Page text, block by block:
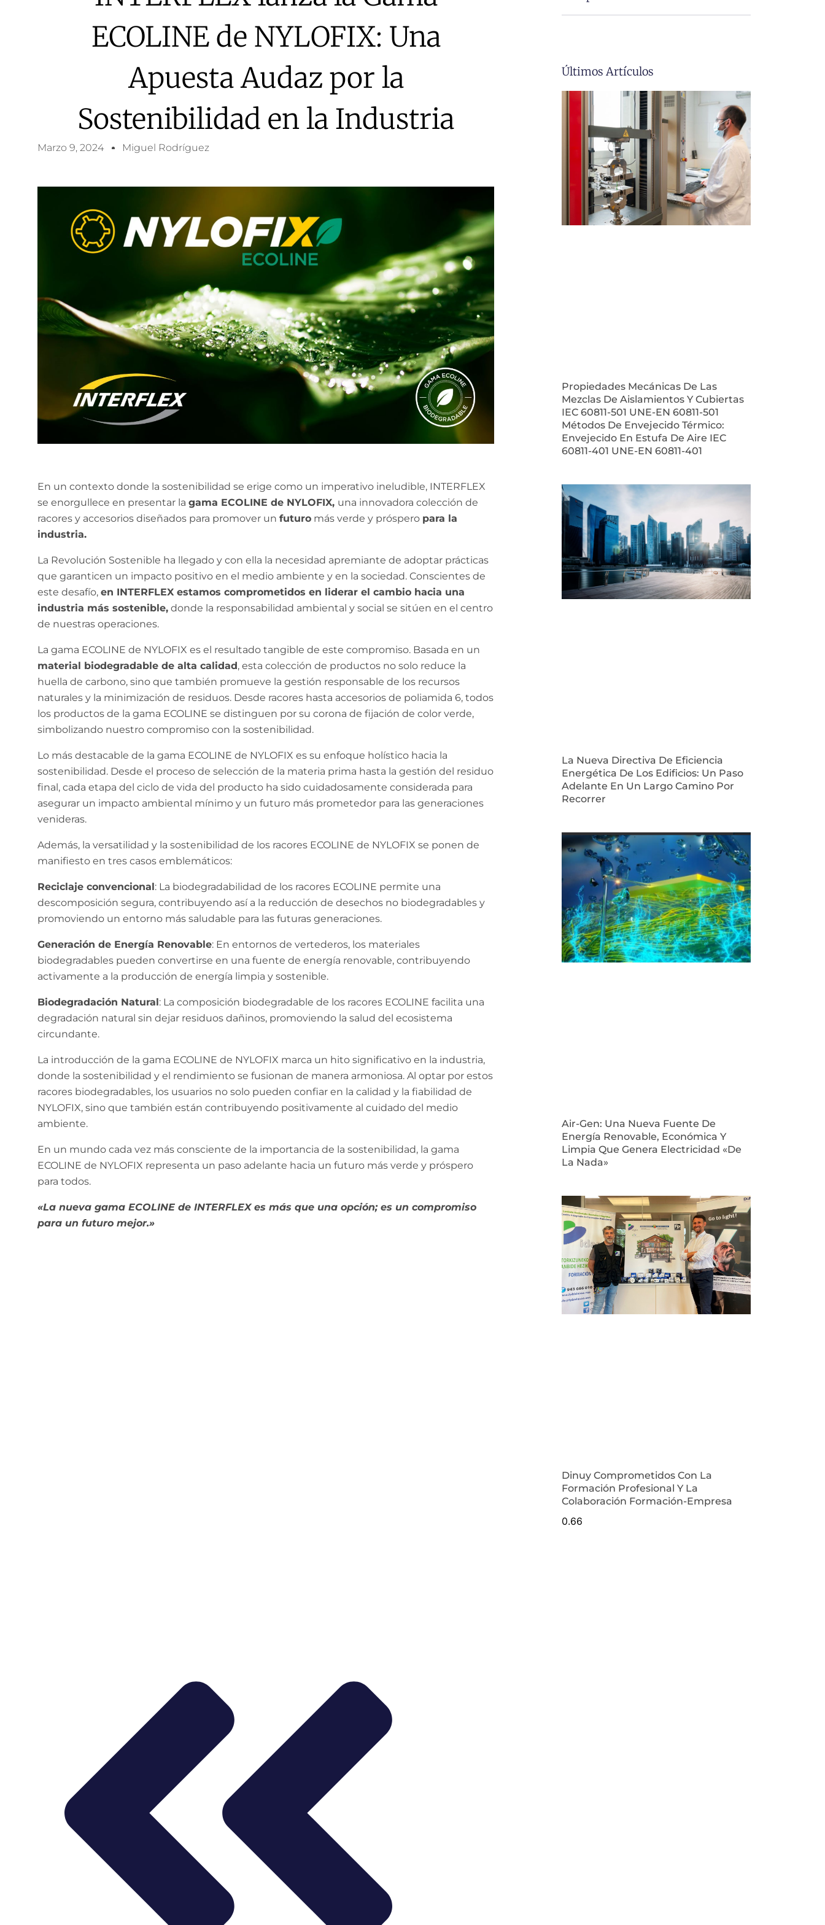
ECOLINE de NYLOFIX: Una
Apuesta Audaz por la
Sostenibilidad en la Industria
Marzo 9, 2024 Miguel Rodríguez
En un contexto donde la sostenibilidad se erige como un imperativo ineludible, INTERFLEX
se enorgullece en presentar lagama ECOLINE de NYLOFIX, una innovadora colección de
racores y accesorios diseñados para promover unfuturo más verde y próspero para la
industria.
La Revolución Sostenible ha llegado y con ella la necesidad apremiante de adoptar prácticas
que garanticen un impacto positivo en el medio ambiente y en la sociedad. Conscientes de
este desafío,en INTERFLEX estamos comprometidos en liderar el cambio hacia una
industria más sostenible, donde la responsabilidad ambiental y social se sitúen en el centro
de nuestras operaciones.
La gama ECOLINE de NYLOFIX es el resultado tangible de este compromiso. Basada en un
material biodegradable de alta calidad, esta colección de productos no solo reduce la
huella de carbono, sino que también promueve la gestión responsable de los recursos
naturales y la minimización de residuos. Desde racores hasta accesorios de poliamida 6, todos
los productos de la gama ECOLINE se distinguen por su corona de fijación de color verde,
simbolizando nuestro compromiso con la sostenibilidad.
Lo más destacable de la gama ECOLINE de NYLOFIX es su enfoque holístico hacia la
sostenibilidad. Desde el proceso de selección de la materia prima hasta la gestión del residuo
final, cada etapa del ciclo de vida del producto ha sido cuidadosamente considerada para
asegurar un impacto ambiental mínimo y un futuro más prometedor para las generaciones
venideras.
Además, la versatilidad y la sostenibilidad de los racores ECOLINE de NYLOFIX se ponen de
manifiesto en tres casos emblemáticos:
Reciclaje convencional: La biodegradabilidad de los racores ECOLINE permite una
descomposición segura, contribuyendo así a la reducción de desechos no biodegradables y
promoviendo un entorno más saludable para las futuras generaciones.
Generación de Energía Renovable: En entornos de vertederos, los materiales
biodegradables pueden convertirse en una fuente de energía renovable, contribuyendo
activamente a la producción de energía limpia y sostenible.
Biodegradación Natural: La composición biodegradable de los racores ECOLINE facilita una
degradación natural sin dejar residuos dañinos, promoviendo la salud del ecosistema
circundante.
La introducción de la gama ECOLINE de NYLOFIX marca un hito significativo en la industria,
donde la sostenibilidad y el rendimiento se fusionan de manera armoniosa. Al optar por estos
racores biodegradables, los usuarios no solo pueden confiar en la calidad y la fiabilidad de
NYLOFIX, sino que también están contribuyendo positivamente al cuidado del medio
ambiente.
En un mundo cada vez más consciente de la importancia de la sostenibilidad, la gama
ECOLINE de NYLOFIX representa un paso adelante hacia un futuro más verde y próspero
para todos.
«La nueva gama ECOLINE de INTERFLEX es más que una opción; es un compromiso
para un futuro mejor.»
Últimos Artículos
Propiedades Mecánicas De Las
Mezclas De Aislamientos Y Cubiertas
IEC 60811-501 UNE-EN 60811-501
Métodos De Envejecido Térmico:
Envejecido En Estufa De Aire IEC
60811-401 UNE-EN 60811-401
La Nueva Directiva De Eficiencia
Energética De Los Edificios: Un Paso
Adelante En Un Largo Camino Por
Recorrer
Air-Gen: Una Nueva Fuente De
Energía Renovable, Económica Y
Limpia Que Genera Electricidad «de
La Nada»
Dinuy Comprometidos Con La
Formación Profesional Y La
Colaboración Formación-Empresa